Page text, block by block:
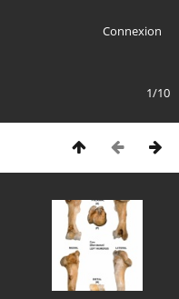
Connexion
1/10